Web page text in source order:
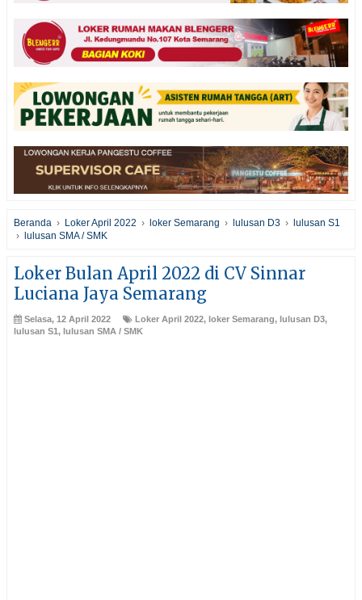
Beranda › Loker April 2022 › loker Semarang › lulusan D3 ›
lulusan S1
›
lulusan SMA / SMK
Loker Bulan April 2022 di CV Sinnar
Luciana Jaya Semarang
Selasa, 12 April 2022 Loker April 2022, loker Semarang, lulusan D3,
lulusan S1 , lulusan SMA / SMK